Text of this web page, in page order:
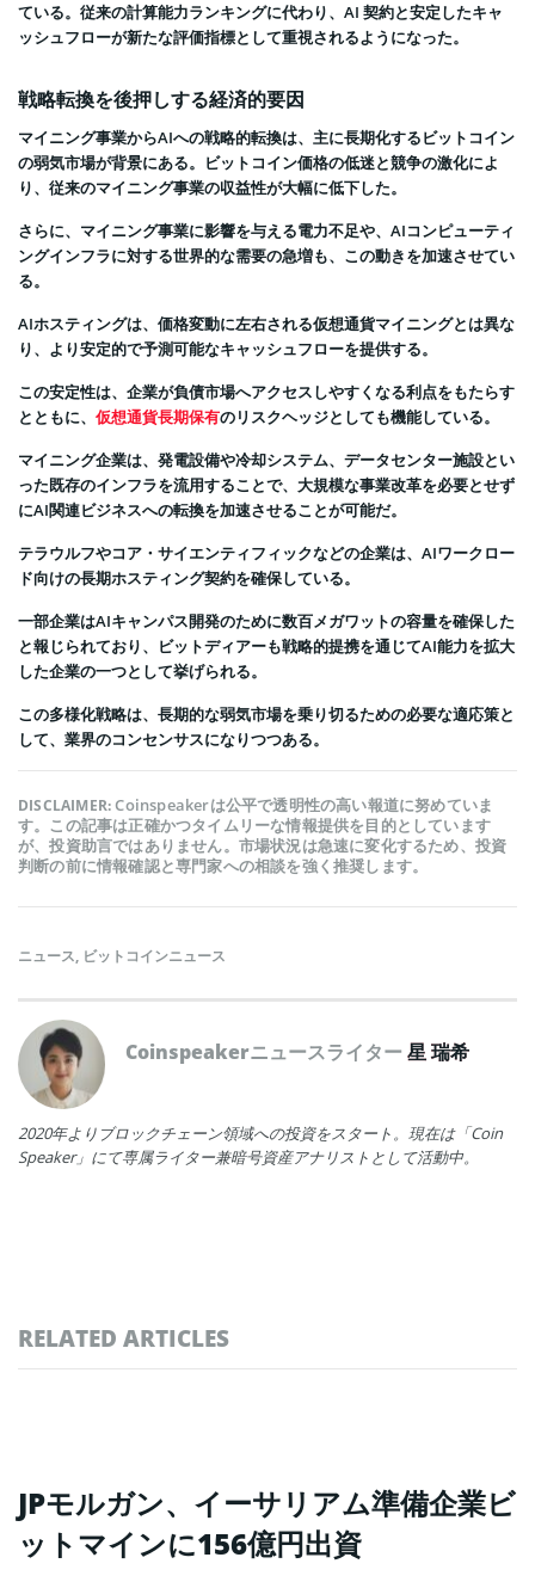
ている。従来の計算能力ランキングに代わり、AI 契約と安定したキャ
ッシュフローが新たな評価指標として重視されるようになった。
戦略転換を後押しする経済的要因
マイニング事業からAIへの戦略的転換は、主に長期化するビットコイン
の弱気市場が背景にある。ビットコイン価格の低迷と競争の激化によ
り、従来のマイニング事業の収益性が大幅に低下した。
さらに、マイニング事業に影響を与える電力不足や、AIコンピューティ
ングインフラに対する世界的な需要の急増も、この動きを加速させてい
る。
AIホスティングは、価格変動に左右される仮想通貨マイニングとは異な
り、より安定的で予測可能なキャッシュフローを提供する。
この安定性は、企業が負債市場へアクセスしやすくなる利点をもたらす
とともに、 仮想通貨長期保有のリスクヘッジとしても機能している。
マイニング企業は、発電設備や冷却システム、データセンター施設とい
った既存のインフラを流用することで、大規模な事業改革を必要とせず
にAI関連ビジネスへの転換を加速させることが可能だ。
テラウルフやコア・サイエンティフィックなどの企業は、AIワークロー
ド向けの長期ホスティング契約を確保している。
一部企業はAIキャンパス開発のために数百メガワットの容量を確保した
と報じられており、ビットディアーも戦略的提携を通じてAI能力を拡大
した企業の一つとして挙げられる。
この多様化戦略は、長期的な弱気市場を乗り切るための必要な適応策と
して、業界のコンセンサスになりつつある。
DISCLAIMER:Coinspeakerは公平で透明性の高い報道に努めていま
す。この記事は正確かつタイムリーな情報提供を目的としています
が、投資助言ではありません。市場状況は急速に変化するため、投資
判断の前に情報確認と専門家への相談を強く推奨します。
ニュース, ビットコインニュース
Coinspeakerニュースライター星 瑞希
2020年よりブロックチェーン領域への投資をスタート。現在は「Coin
Speaker」にて専属ライター兼暗号資産アナリストとして活動中。
RELATED ARTICLES
JPモルガン、イーサリアム準備企業ビ
ットマインに156億円出資